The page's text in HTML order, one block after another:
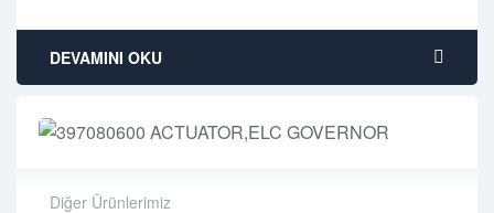
DEVAMINI OKU
Diğer Ürünlerimiz